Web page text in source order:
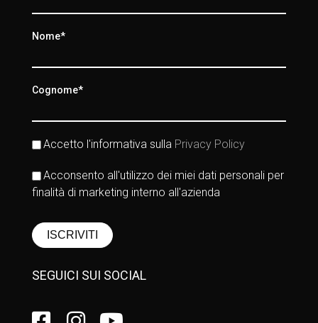
Nome*
Cognome*
Accetto l'informativa sulla Privacy Policy
Acconsento all'utilizzo dei miei dati personali per
finalità di marketing interno all'azienda
SEGUICI SUI SOCIAL